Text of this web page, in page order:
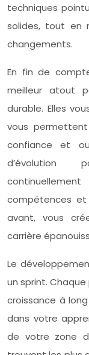
techniques
solides, tout en
changements.
En fin de
meilleur atout
durable. Elles
vous
confiance et
d’évolution
compétences
avant, vous
carrière
Le
un sprint.
croissance à
dans votre
de votre zone